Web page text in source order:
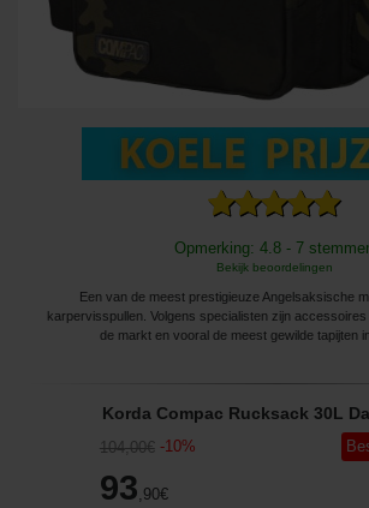
Opmerking: 4.8 - 7
Bekijk beoordelingen
Een van de meest prestigieuze Angelsaksische
karpervisspullen. Volgens specialisten zijn
de markt en vooral de meest gewilde tapijten
Korda Compac Rucksack 30L
104,00€ -10%
93 ,90€